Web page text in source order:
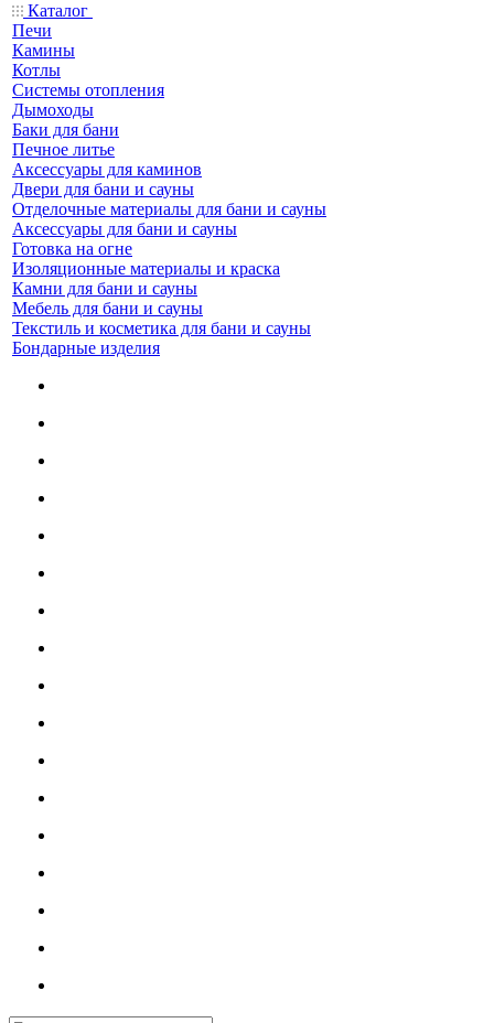
Каталог
Печи
Камины
Котлы
Системы отопления
Дымоходы
Баки для бани
Печное литье
Аксессуары для каминов
Двери для бани и сауны
Отделочные материалы для бани и сауны
Аксессуары для бани и сауны
Готовка на огне
Изоляционные материалы и краска
Камни для бани и сауны
Мебель для бани и сауны
Текстиль и косметика для бани и сауны
Бондарные изделия